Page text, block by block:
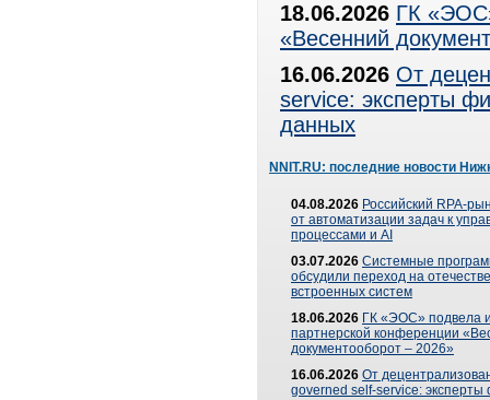
18.06.2026 ГК
«Весенний
16.06.2026 От
service: эксперты
данных
NNIT.RU: последние новости
04.08.2026 Российский RPA-
от автоматизации задач к
процессами и AI
03.07.2026 Системные
обсудили переход на
встроенных систем
18.06.2026 ГК «ЭОС» подвела
партнерской конференции
документооборот – 2026»
16.06.2026 От
governed self-service: эксперты